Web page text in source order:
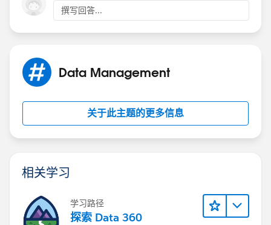
撰写回答...
Data Management
关于此主题的更多信息
相关学习
学习路径
探索 Data 360